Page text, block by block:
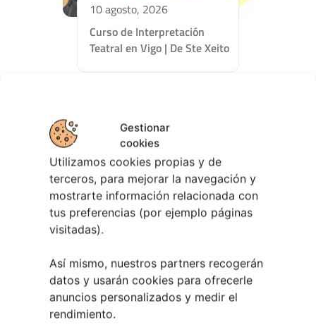
Gestionar
cookies
Utilizamos cookies propias y de
terceros, para mejorar la navegación y
mostrarte información relacionada con
tus preferencias (por ejemplo páginas
visitadas).
Así mismo, nuestros partners recogerán
datos y usarán cookies para ofrecerle
anuncios personalizados y medir el
rendimiento.
10 agosto, 2026
Curso de Interpretación
Teatral en Vigo | De Ste Xeito
30 abril, 2026
Primer Concurso Conciertos
TuVigoplan